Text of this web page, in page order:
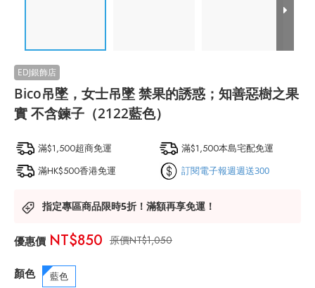
Bico吊墜，女士吊墜 禁果的誘惑；知善惡樹之果
實 不含鍊子（2122藍色）
滿$1,500超商免運
滿$1,500本島宅配免運
滿HK$500香港免運
訂閱電子報週週送300
指定專區商品限時5折！滿額再享免運！
NT$1,050
NT$850
顏色 藍色